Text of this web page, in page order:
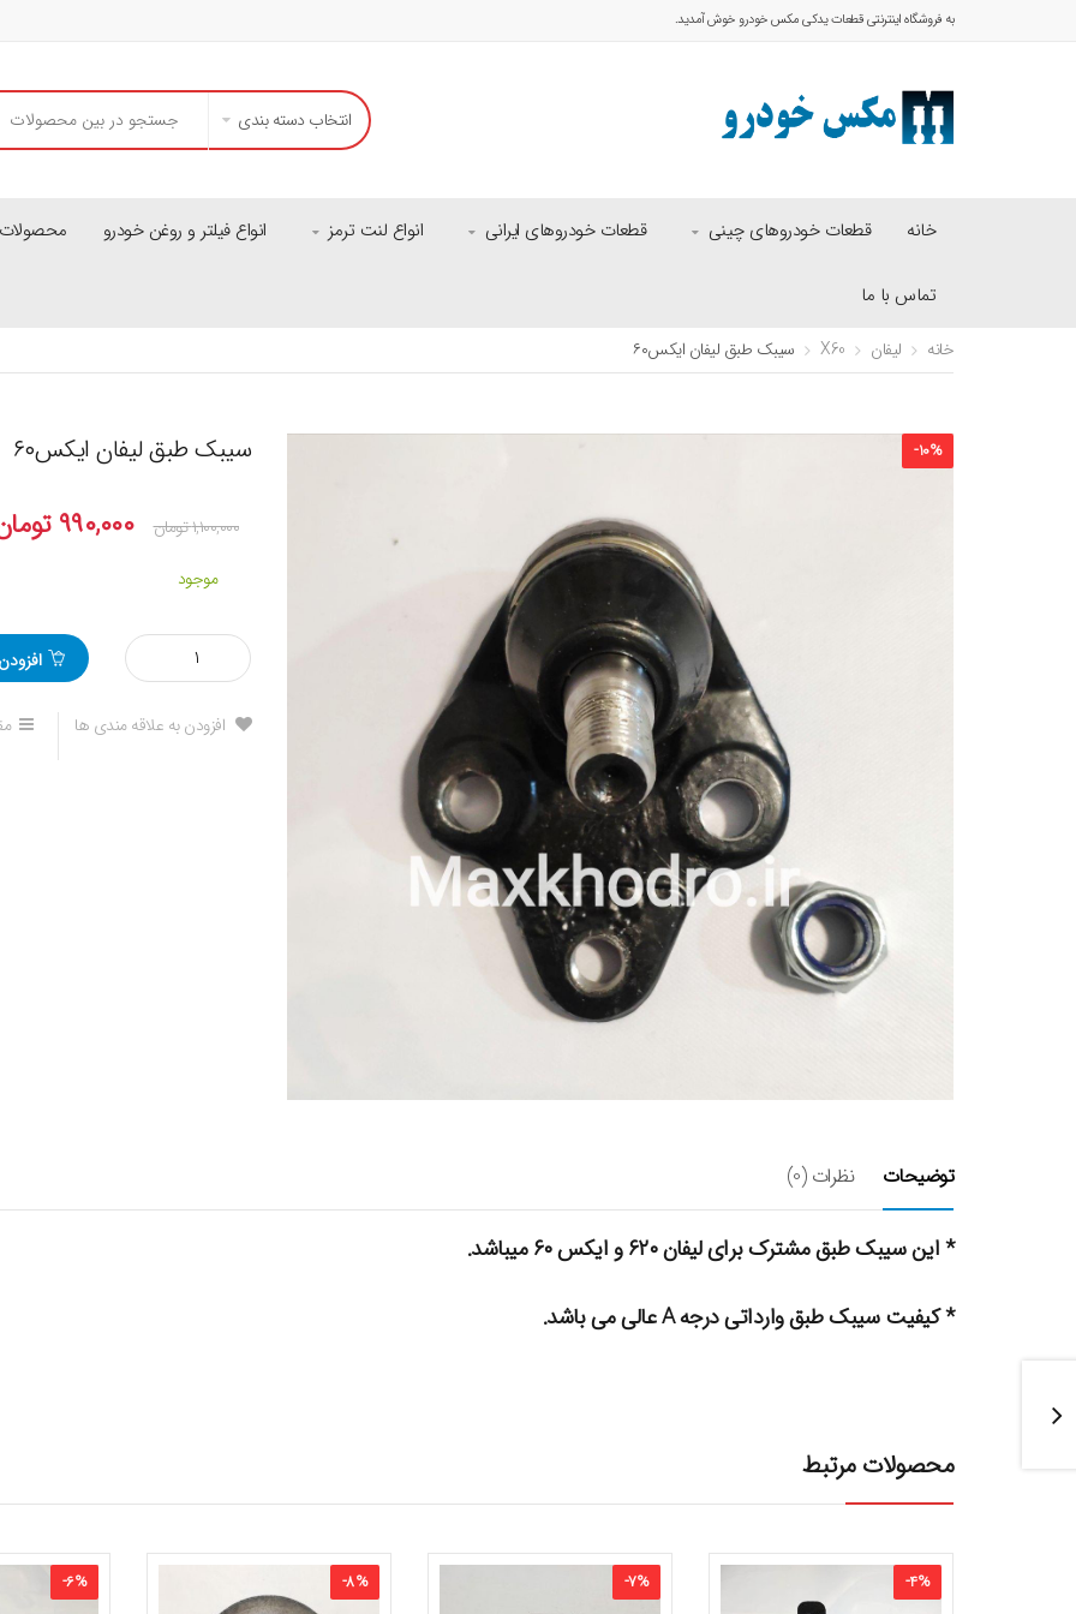
به فروشگاه اینترنتی قطعات یدکی مکس خودرو خوش آمدید.
انتخاب دسته بندی
خانه قطعات خودروهای چینی قطعات خودروهای ایرانی انواع لنت ترمز انواع فیلتر و روغن خودرو محصولات
تماس با ما
خانه لیفان X60 سیبک طبق لیفان ایکس۶۰
-10% سیبک طبق لیفان ایکس۶۰
۱,۱۰۰,۰۰۰تومان ۹۹۰,۰۰۰
موجود
مقدار
سیبک
لیفانافزودن به علاقه مندی ها
توضیحات نظرات (0)
* این سیبک طبق مشترک برای لیفان ۶۲۰ و ایکس ۶۰ میباشد.
* کیفیت سیبک طبق وارداتی درجه A عالی می باشد.
محصولات مرتبط
-4%
-7%
-8%
-6%